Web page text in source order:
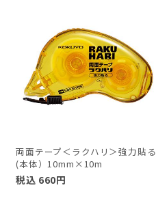
両面テープ＜ラクハリ＞強力貼る
(本体）10mm×10m
税込 660円